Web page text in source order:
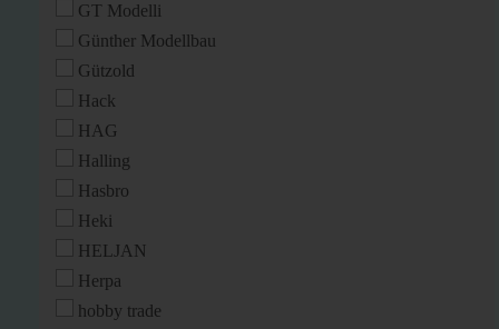
GT Modelli
Günther Modellbau
Gützold
Hack
HAG
Halling
Hasbro
Heki
HELJAN
Herpa
hobby trade